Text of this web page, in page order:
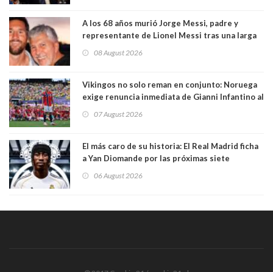
A los 68 años murió Jorge Messi, padre y
representante de Lionel Messi tras una larga
08 August 2026
Vikingos no solo reman en conjunto: Noruega
exige renuncia inmediata de Gianni Infantino al
07 August 2026
El más caro de su historia: El Real Madrid ficha
a Yan Diomande por las próximas siete
06 August 2026